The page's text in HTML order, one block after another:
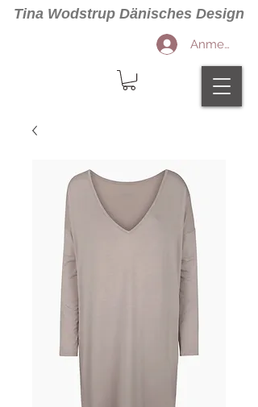
Tina Wodstrup Dänisches Design
Anmelden